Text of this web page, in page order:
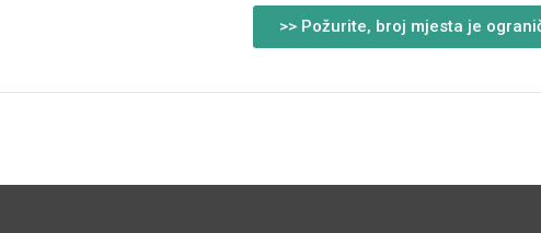
>> Požurite, broj mjesta je